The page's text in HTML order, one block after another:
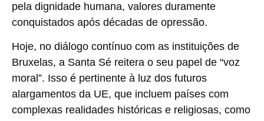
pela dignidade humana, valores duramente
conquistados após décadas de opressão.
Hoje, no diálogo contínuo com as instituições de
Bruxelas, a Santa Sé reitera o seu papel de “voz
moral”. Isso é pertinente à luz dos futuros
alargamentos da UE, que incluem países com
complexas realidades históricas e religiosas, como